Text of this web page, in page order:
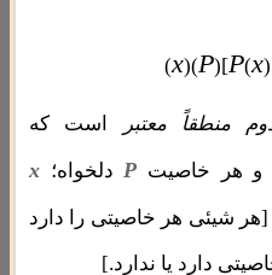
(x)(P)[P(x)
منطقاً معتبر است که
و هر خاصیت Pدلخواه؛ x
[هر شیئی هر خاصیتی را دارد
دارد یا ندارد.]